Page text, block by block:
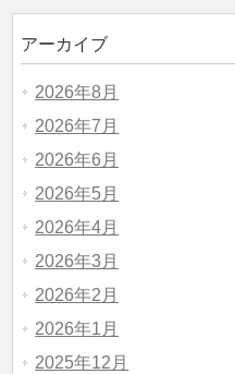
アーカイブ
2026年8月
2026年7月
2026年6月
2026年5月
2026年4月
2026年3月
2026年2月
2026年1月
2025年12月